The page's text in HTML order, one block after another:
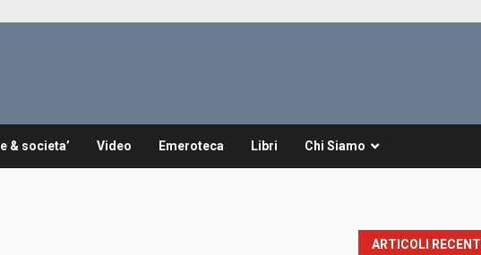
& societa’ Video Emeroteca Libri Chi Siamo
ARTICOLI RECENTI